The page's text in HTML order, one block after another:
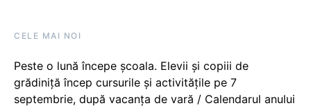
CELE MAI NOI
Peste o lună începe școala. Elevii și copiii de
grădiniță încep cursurile și activitățile pe 7
septembrie, după vacanța de vară / Calendarul anului